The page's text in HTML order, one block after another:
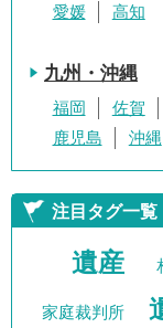
愛媛
高知
九州・沖縄
福岡 佐賀
鹿児島
沖縄
注目タグ一覧
遺産
家庭裁判所